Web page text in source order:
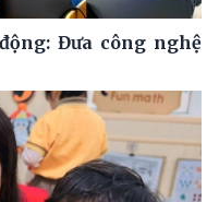
Đưa công nghệ